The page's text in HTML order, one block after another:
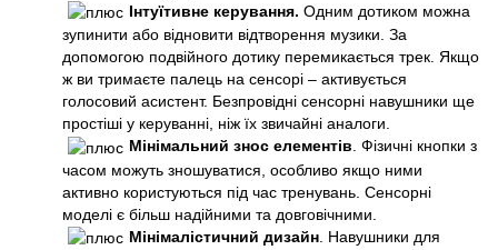
Інтуїтивне керування. Одним дотиком можна
зупинити або відновити відтворення музики. За
допомогою подвійного дотику перемикається трек. Якщо
ж ви тримаєте палець на сенсорі – активується
голосовий асистент. Безпровідні сенсорні навушники ще
простіші у керуванні, ніж їх звичайні аналоги.
Мінімальний знос елементів. Фізичні кнопки з
часом можуть зношуватися, особливо якщо ними
активно користуються під час тренувань. Сенсорні
моделі є більш надійними та довговічними.
Мінімалістичний дизайн . Навушники для